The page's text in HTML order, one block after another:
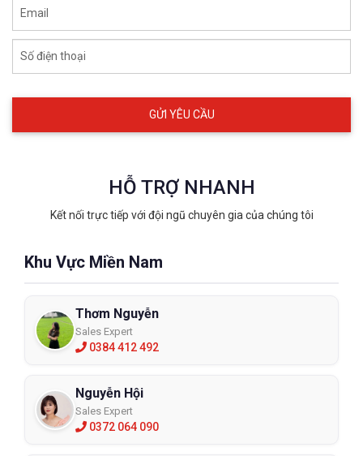
Email
Số điện thoại
HỖ TRỢ NHANH
Kết nối trực tiếp với đội ngũ chuyên gia của chúng tôi
Khu Vực Miền Nam
Thơm Nguyễn
Sales Expert
0384 412 492
Nguyễn Hội
Sales Expert
0372 064 090